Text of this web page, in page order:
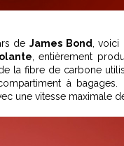
de James Bond ,
, entièrement
la fibre de carbone
à
une vitesse maximale